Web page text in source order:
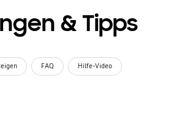
& Tipps
FAQ Hilfe-Video